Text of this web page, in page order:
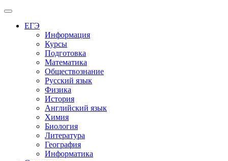
Меню
ЕГЭ
Информация
Курсы
Подготовка
Математика
Обществознание
Русский язык
Физика
История
Английский язык
Химия
Биология
Литература
География
Информатика